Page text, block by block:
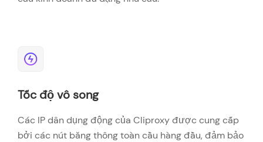
Tốc độ vô song
Các IP dân dụng động của Cliproxy được cung cấp
bởi các nút băng thông toàn cầu hàng đầu, đảm bảo